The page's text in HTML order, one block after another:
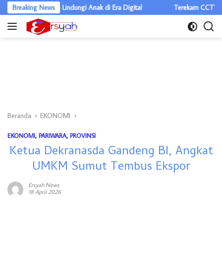
Langsung
ke
Breaking News
Lindungi Anak di Era Digital Terekam CCTV, Tiga
Beranda EKONOMI
EKONOMI, PARIWARA, PROVINSI
Ketua Dekranasda Gandeng BI, Angkat
UMKM Sumut Tembus Ekspor
Ersyah News
18 April 2026